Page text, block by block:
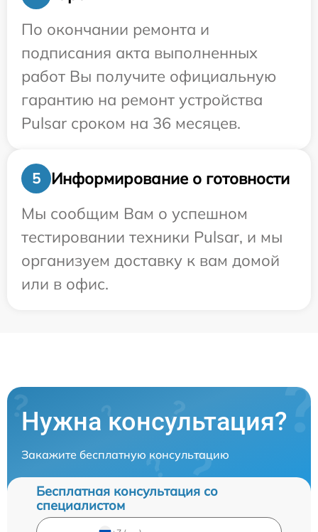
По окончании ремонта и
подписания акта выполненных
работ Вы получите официальную
гарантию на ремонт устройства
Pulsar сроком на 36 месяцев.
5
Информирование о готовности
Мы сообщим Вам о успешном
тестировании техники Pulsar, и мы
организуем доставку к вам домой
или в офис.
Нужна консультация?
Закажите бесплатную консультацию
Бесплатная консультация со
специалистом